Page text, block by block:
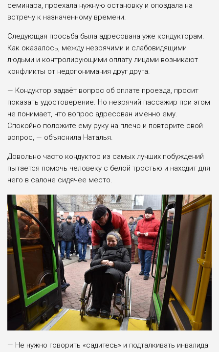
семинара, проехала нужную остановку и опоздала на
встречу к назначенному времени.
Следующая просьба была адресована уже кондукторам.
Как оказалось, между незрячими и слабовидящими
людьми и контролирующими оплату лицами возникают
конфликты от недопонимания друг друга.
— Кондуктор задаёт вопрос об оплате проезда, просит
показать удостоверение. Но незрячий пассажир при этом
не понимает, что вопрос адресован именно ему.
Спокойно положите ему руку на плечо и повторите свой
вопрос, — объяснила Наталья.
Довольно часто кондуктор из самых лучших побуждений
пытается помочь человеку с белой тростью и находит для
него в салоне сидячее место.
— Не нужно говорить «садитесь» и подталкивать инвалида